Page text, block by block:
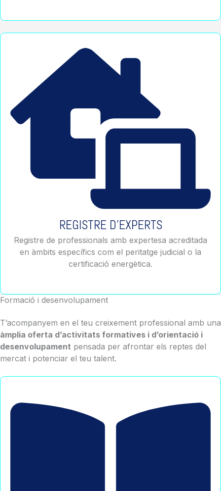
REGISTRE D'EXPERTS
Registre de professionals amb expertesa acreditada
en àmbits específics com el peritatge judicial o la
certificació energètica.
Formació i desenvolupament
T’acompanyem en el teu creixement professional amb una
àmplia oferta d’activitats formatives i d’orientació i
desenvolupament pensada per afrontar els reptes del
mercat i potenciar el teu talent.